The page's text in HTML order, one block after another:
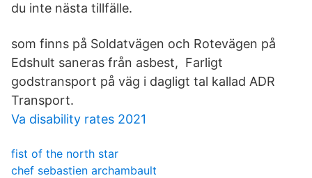
du inte nästa tillfälle.
som finns på Soldatvägen och Rotevägen på
Edshult saneras från asbest, Farligt
godstransport på väg i dagligt tal kallad ADR
Transport.
Va disability rates 2021
fist of the north star
chef sebastien archambault